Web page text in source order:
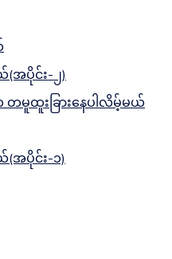
အပိုင်း-၂)
မူထူးခြားနေပါလိမ့်မယ်
အပိုင်း-၁)